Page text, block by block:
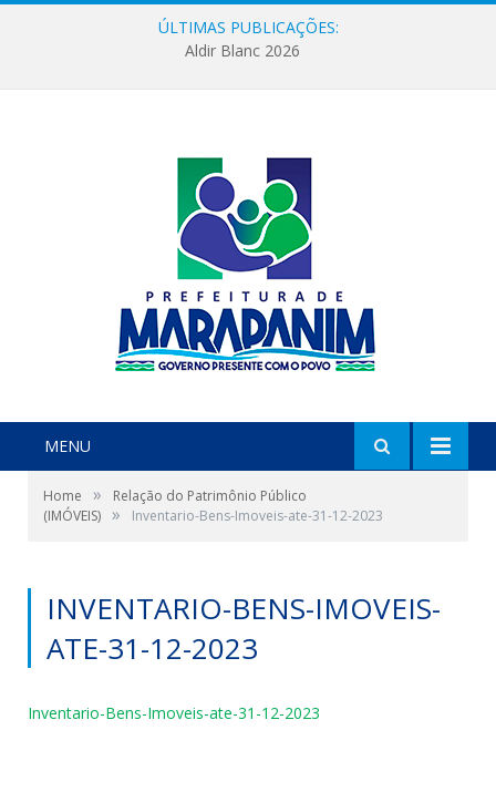
ÚLTIMAS PUBLICAÇÕES:
Aldir Blanc 2026
MENU
Home »
Relação do Patrimônio Público
(IMÓVEIS) » Inventario-Bens-Imoveis-ate-31-12-2023
INVENTARIO-BENS-IMOVEIS-
ATE-31-12-2023
Inventario-Bens-Imoveis-ate-31-12-2023